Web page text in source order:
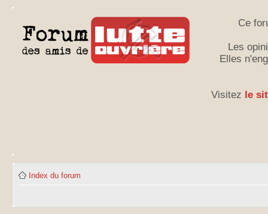
Ce
Les
Elles
Visitez le
Index du forum